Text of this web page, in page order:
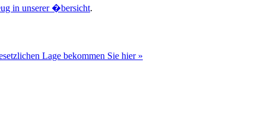
in unserer �bersicht.
Lage bekommen Sie hier »